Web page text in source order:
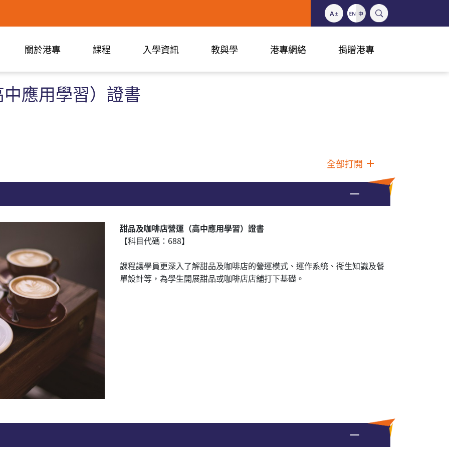
關於港專 課程 入學資訊 教與學 港專網絡 捐贈港專
應用學習）證書
全部打開
甜品及咖啡店營運（高中應用學習）證書
【科目代碼：688】
課程讓學員更深入了解甜品及咖啡店的營運模式、運作系統、衞生知識及餐
單設計等，為學生開展甜品或咖啡店店舖打下基礎。